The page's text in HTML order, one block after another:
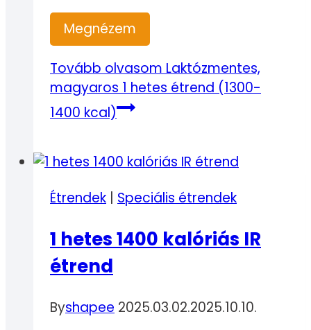
Megnézem
Tovább olvasomLaktózmentes,
magyaros 1 hetes étrend (1300-
1400 kcal)
Étrendek Speciális étrendek
1 hetes 1400 kalóriás IR
étrend
Byshapee 2025.03.02.2025.10.10.